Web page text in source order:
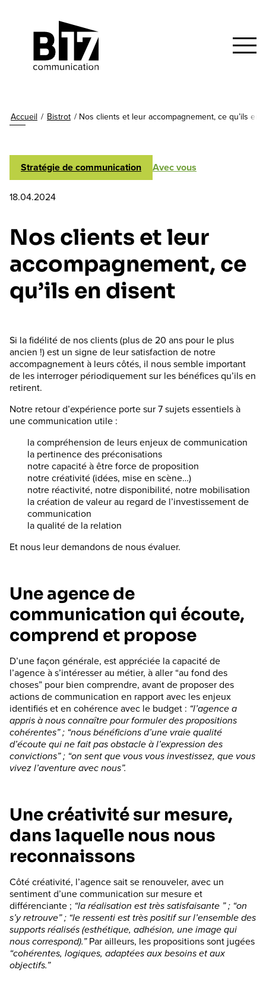
Accueil / Bistrot / Nos clients et leur accompagnement, ce qu’ils en
Stratégie de communication Avec vous
18.04.2024
Nos clients et leur
accompagnement, ce
qu’ils en disent
Si la fidélité de nos clients (plus de 20 ans pour le plus
ancien !) est un signe de leur satisfaction de notre
accompagnement à leurs côtés, il nous semble important
de les interroger périodiquement sur les bénéfices qu’ils en
retirent.
Notre retour d’expérience porte sur 7 sujets essentiels à
une communication utile :
la compréhension de leurs enjeux de communication
la pertinence des préconisations
notre capacité à être force de proposition
notre créativité (idées, mise en scène…)
notre réactivité, notre disponibilité, notre mobilisation
la création de valeur au regard de l’investissement de
communication
la qualité de la relation
Et nous leur demandons de nous évaluer.
Une agence de
communication qui écoute,
comprend et propose
D’une façon générale, est appréciée la capacité de
l’agence à s’intéresser au métier, à aller “au fond des
choses” pour bien comprendre, avant de proposer des
actions de communication en rapport avec les enjeux
identifiés et en cohérence avec le budget : “l’agence a
appris à nous connaître pour formuler des propositions
cohérentes” ; “nous bénéficions d’une vraie qualité
d’écoute qui ne fait pas obstacle à l’expression des
convictions” ; “on sent que vous vous investissez, que vous
vivez l’aventure avec nous”.
Une créativité sur mesure,
dans laquelle nous nous
reconnaissons
Côté créativité, l’agence sait se renouveler, avec un
sentiment d’une communication sur mesure et
différenciante ; “la réalisation est très satisfaisante ” ; “on
s’y retrouve” ; “le ressenti est très positif sur l’ensemble des
supports réalisés (esthétique, adhésion, une image qui
nous correspond).”Par ailleurs, les propositions sont jugées
“cohérentes, logiques, adaptées aux besoins et aux
objectifs.”